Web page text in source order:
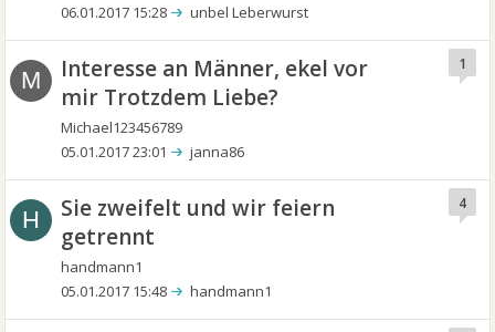
06.01.2017 15:28 unbel Leberwurst
M
Interesse an Männer, ekel vor
mir Trotzdem Liebe?
Michael123456789
1
05.01.2017 23:01 janna86
H
Sie zweifelt und wir feiern
getrennt
handmann1
4
05.01.2017 15:48 handmann1